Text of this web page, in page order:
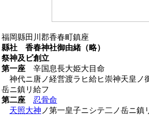
福岡縣田川郡香春町鎮座
縣社 香春神社御由緒（略）
祭神及ビ創立
第一座 辛国息長大姫大目命
神代ニ唐ノ経営渡ラヒ給ヒ崇神天皇ノ
岳ニ鎮リ給フ
第二座
忍骨命
天照大神 ノ第一皇子ニシテ二ノ岳ニ鎮